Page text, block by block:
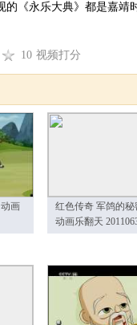
的《永乐大典》都是嘉
10 视频打分
画
红色传奇 军鸽的秘
动画乐翻天